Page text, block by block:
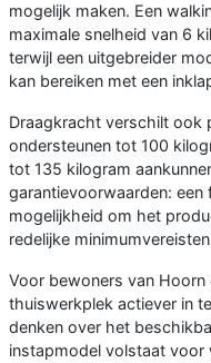
mogelijk maken. Een
maximale snelheid van 6
terwijl een uitgebreider
kan bereiken met een
Draagkracht verschilt ook
ondersteunen tot 100
tot 135 kilogram
garantievoorwaarden: een
mogelijkheid om het
redelijke
Voor bewoners van
thuiswerkplek actiever in
denken over het
instapmodel volstaat voor